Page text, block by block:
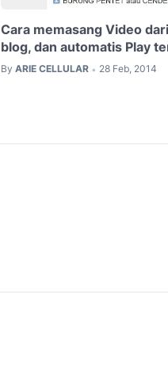
Cara memasang Video
blog, dan automatis Play
By ARIE CELLULAR • 28 Feb, 2014